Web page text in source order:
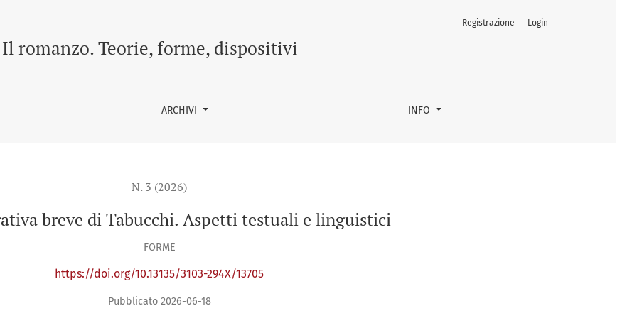
e linguistici
Il romanzo. Teorie, forme, dispositivi
ARCHIVI INFO
Registrazione Login
N. 3 (2026)
breve di Tabucchi. Aspetti testuali e linguistici
FORME
https://doi.org/10.13135/3103-294X/13705
Pubblicato 2026-06-18